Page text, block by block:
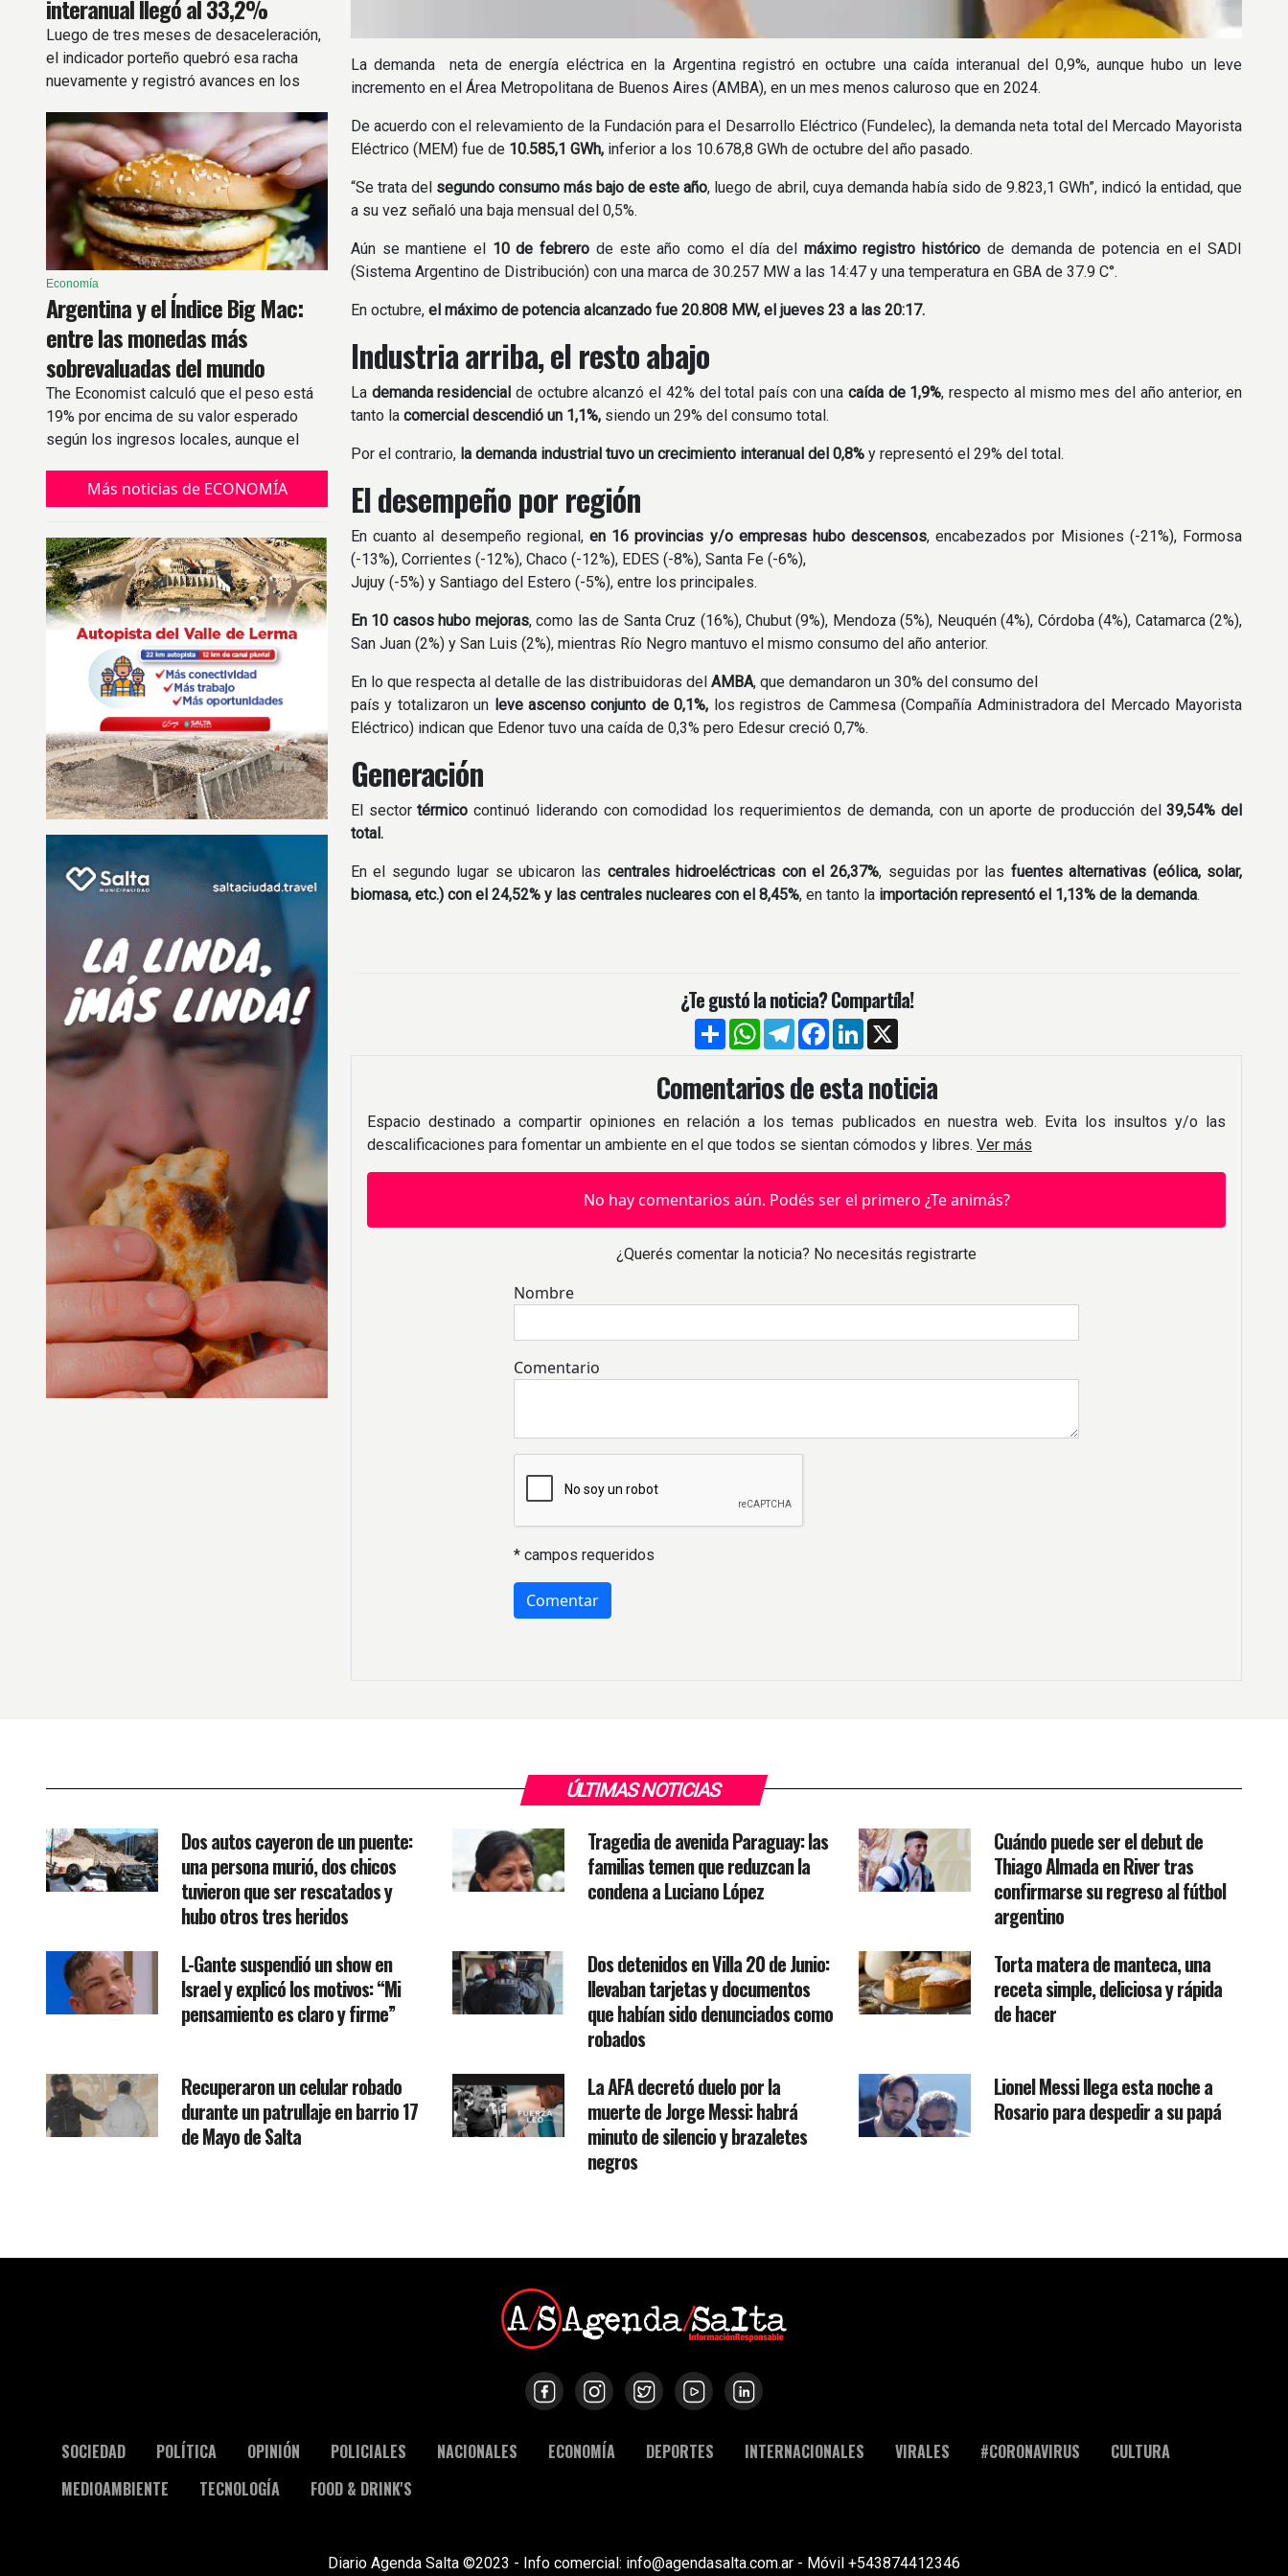
interanual llegó al 33,2%
Luego de tres meses de desaceleración,
el indicador porteño quebró esa racha
nuevamente y registró avances en los
Economía
Argentina y el Índice Big Mac:
entre las monedas más
sobrevaluadas del mundo
The Economist calculó que el peso está
19% por encima de su valor esperado
según los ingresos locales, aunque el
del 5%.Más noticias de ECONOMÍA
La demanda neta de energía eléctrica en la Argentina registró en octubre una caída interanual del 0,9%, aunque hubo un leve
incremento en el Área Metropolitana de Buenos Aires (AMBA), en un mes menos caluroso que en 2024.
De acuerdo con el relevamiento de la Fundación para el Desarrollo Eléctrico (Fundelec), la demanda neta total del Mercado Mayorista
Eléctrico (MEM) fue de 10.585,1 GWh, inferior a los 10.678,8 GWh de octubre del año pasado.
“Se trata del segundo consumo más bajo de este año, luego de abril, cuya demanda había sido de 9.823,1 GWh”, indicó la entidad, que
a su vez señaló una baja mensual del 0,5%.
Aún se mantiene el 10 de febrero de este año como el día del máximo registro histórico de demanda de potencia en el SADI
(Sistema Argentino de Distribución) con una marca de 30.257 MW a las 14:47 y una temperatura en GBA de 37.9 C°.
En octubre, el máximo de potencia alcanzado fue 20.808 MW, el jueves 23 a las 20:17.
Industria arriba, el resto abajo
La demanda residencial de octubre alcanzó el 42% del total país con una caída de 1,9%, respecto al mismo mes del año anterior, en
tanto la comercial descendió un 1,1%, siendo un 29% del consumo total.
Por el contrario, la demanda industrial tuvo un crecimiento interanual del 0,8% y representó el 29% del total.
El desempeño por región
En cuanto al desempeño regional,en 16 provincias y/o empresas hubo descensos, encabezados por Misiones (-21%), Formosa
(-13%), Corrientes (-12%), Chaco (-12%), EDES (-8%), Santa Fe (-6%),
Jujuy (-5%) y Santiago del Estero (-5%), entre los principales.
En 10 casos hubo mejoras, como las de Santa Cruz (16%), Chubut (9%), Mendoza (5%), Neuquén (4%), Córdoba (4%), Catamarca (2%),
San Juan (2%) y San Luis (2%), mientras Río Negro mantuvo el mismo consumo del año anterior.
En lo que respecta al detalle de las distribuidoras del AMBA, que demandaron un 30% del consumo del
país y totalizaron un leve ascenso conjunto de 0,1%, los registros de Cammesa (Compañía Administradora del Mercado Mayorista
Eléctrico) indican que Edenor tuvo una caída de 0,3% pero Edesur creció 0,7%.
Generación
El sectortérmicocontinuó liderando con comodidad los requerimientos de demanda, con un aporte de producción del39,54% del
total.
En el segundo lugar se ubicaron las centrales hidroeléctricas con el 26,37%, seguidas por las fuentes alternativas (eólica, solar,
biomasa, etc.) con el 24,52% y las centrales nucleares con el 8,45%, en tanto la importación representó el 1,13% de la demanda.
¿Te gustó la noticia? Compartíla!
CompartirWhatsApp
TelegramFacebook
LinkedIn
Comentarios de esta noticia
Espacio destinado a compartir opiniones en relación a los temas publicados en nuestra web. Evita los insultos y/o las
descalificaciones para fomentar un ambiente en el que todos se sientan cómodos y libres. Ver más
No hay comentarios aún. Podés ser el primero ¿Te animás?
¿Querés comentar la noticia? No necesitás registrarte
Nombre
Comentario
* campos requeridos
ÚLTIMAS NOTICIAS
Dos autos cayeron de un puente:
una persona murió, dos chicos
tuvieron que ser rescatados y
hubo otros tres heridos
Tragedia de avenida Paraguay: las
familias temen que reduzcan la
condena a Luciano López
Cuándo puede ser el debut de
Thiago Almada en River tras
confirmarse su regreso al fútbol
argentino
L-Gante suspendió un show en
Israel y explicó los motivos: “Mi
pensamiento es claro y firme”
Dos detenidos en Villa 20 de Junio:
llevaban tarjetas y documentos
que habían sido denunciados como
robados
Torta matera de manteca, una
receta simple, deliciosa y rápida
de hacer
Recuperaron un celular robado
durante un patrullaje en barrio 17
de Mayo de Salta
La AFA decretó duelo por la
muerte de Jorge Messi: habrá
minuto de silencio y brazaletes
negros
Lionel Messi llega esta noche a
Rosario para despedir a su papá
SOCIEDAD POLÍTICA OPINIÓN POLICIALES NACIONALES ECONOMÍA DEPORTES INTERNACIONALES VIRALES #CORONAVIRUS
CULTURA
MEDIOAMBIENTE
TECNOLOGÍA FOOD & DRINK'S
Diario Agenda Salta ©2023 - Info comercial: info@agendasalta.com.ar - Móvil +543874412346